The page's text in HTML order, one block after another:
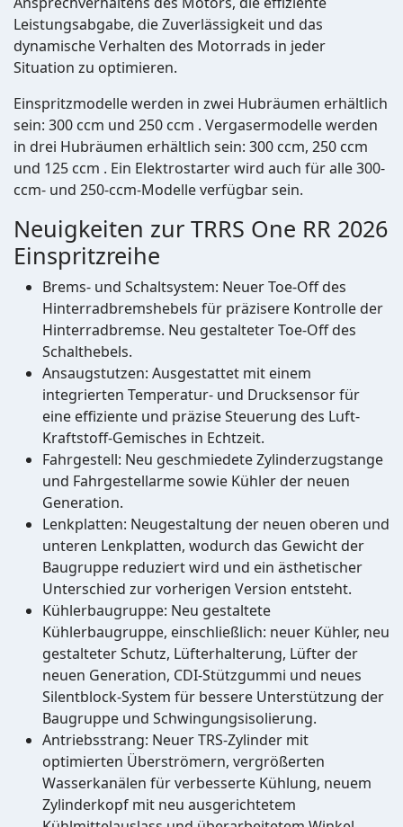
Leistungsabgabe, die Zuverlässigkeit und das
dynamische Verhalten des Motorrads in jeder
Situation zu optimieren.
Einspritzmodelle werden in zwei Hubräumen erhältlich
sein: 300 ccm und 250 ccm . Vergasermodelle werden
in drei Hubräumen erhältlich sein: 300 ccm, 250 ccm
und 125 ccm . Ein Elektrostarter wird auch für alle 300-
ccm- und 250-ccm-Modelle verfügbar sein.
Neuigkeiten zur TRRS One RR 2026
Einspritzreihe
Brems- und Schaltsystem: Neuer Toe-Off des
Hinterradbremshebels für präzisere Kontrolle der
Hinterradbremse. Neu gestalteter Toe-Off des
Schalthebels.
Ansaugstutzen: Ausgestattet mit einem
integrierten Temperatur- und Drucksensor für
eine effiziente und präzise Steuerung des Luft-
Kraftstoff-Gemisches in Echtzeit.
Fahrgestell: Neu geschmiedete Zylinderzugstange
und Fahrgestellarme sowie Kühler der neuen
Generation.
Lenkplatten: Neugestaltung der neuen oberen und
unteren Lenkplatten, wodurch das Gewicht der
Baugruppe reduziert wird und ein ästhetischer
Unterschied zur vorherigen Version entsteht.
Kühlerbaugruppe: Neu gestaltete
Kühlerbaugruppe, einschließlich: neuer Kühler, neu
gestalteter Schutz, Lüfterhalterung, Lüfter der
neuen Generation, CDI-Stützgummi und neues
Silentblock-System für bessere Unterstützung der
Baugruppe und Schwingungsisolierung.
Antriebsstrang: Neuer TRS-Zylinder mit
optimierten Überströmern, vergrößerten
Wasserkanälen für verbesserte Kühlung, neuem
Zylinderkopf mit neu ausgerichtetem